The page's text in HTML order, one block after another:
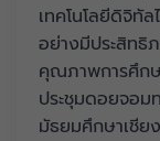
เทคโนโลยีดิจิทัล
อย่างมีประสิท
คุณภาพการศึก
ประชุมดอยจอม
มัธยมศึกษาเชีย